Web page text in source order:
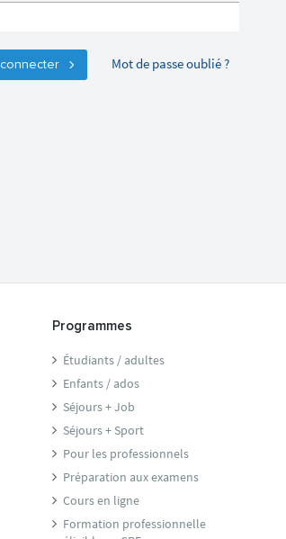
Mot de passe oublié ?
Programmes
Étudiants / adultes
Enfants / ados
Séjours + Job
Séjours + Sport
Pour les professionnels
Préparation aux examens
Cours en ligne
Formation professionnelle